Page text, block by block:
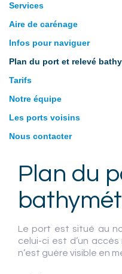
Services
Aire de carénage
Infos pour naviguer
Plan du port et relevé
Tarifs
Notre équipe
Les ports voisins
Nous contacter
Plan du
Le port est situé au
celui-ci est d’un accès
n’est guère visible en